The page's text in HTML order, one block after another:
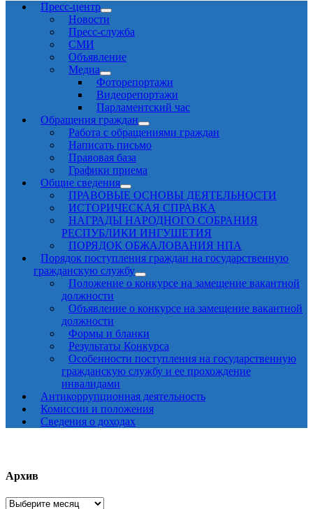
Пресс-центр
Новости
Пресс-служба
СМИ
Объявление
Медиа
Фоторепортажи
Видеорепортажи
Парламентский час
Обращения граждан
Работа с обращениями граждан
Написать письмо
Правовая база
Графики приема
Общие сведения
ПРАВОВЫЕ ОСНОВЫ ДЕЯТЕЛЬНОСТИ
ИСТОРИЧЕСКАЯ СПРАВКА
НАГРАДЫ НАРОДНОГО СОБРАНИЯ
РЕСПУБЛИКИ ИНГУШЕТИЯ
ПОРЯДОК ОБЖАЛОВАНИЯ НПА
Порядок поступления граждан на государственную
гражданскую службу
Положение о конкурсе на замещение вакантной
должности
Объявление о конкурсе на замещение вакантной
должности
Формы и бланки
Результаты Конкурса
Особенности поступления на государственную
гражданскую службу и ее прохождение
инвалидами
Антикоррупционная деятельность
Комиссии и положения
Сведения о доходах
Архив
Архив